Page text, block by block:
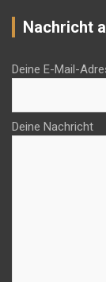
Nachricht
Deine E-Mail-
Deine Nachricht